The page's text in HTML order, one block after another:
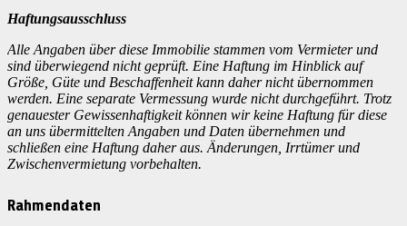
Haftungsausschluss
Alle Angaben über diese Immobilie stammen vom Vermieter und
sind überwiegend nicht geprüft. Eine Haftung im Hinblick auf
Größe, Güte und Beschaffenheit kann daher nicht übernommen
werden. Eine separate Vermessung wurde nicht durchgeführt. Trotz
genauester Gewissenhaftigkeit können wir keine Haftung für diese
an uns übermittelten Angaben und Daten übernehmen und
schließen eine Haftung daher aus. Änderungen, Irrtümer und
Zwischenvermietung vorbehalten.
Rahmendaten